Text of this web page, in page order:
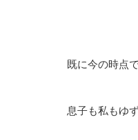
既に今の時点
息子も私もゆ